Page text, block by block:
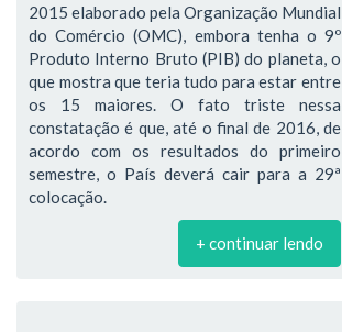
2015 elaborado pela Organização Mundial
do Comércio (OMC), embora tenha o 9º
Produto Interno Bruto (PIB) do planeta, o
que mostra que teria tudo para estar entre
os 15 maiores. O fato triste nessa
constatação é que, até o final de 2016, de
acordo com os resultados do primeiro
semestre, o País deverá cair para a 29ª
colocação.
+ continuar lendo